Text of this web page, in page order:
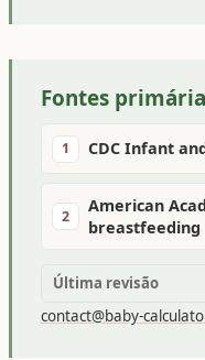
Fontes
1 CDC Infant
2
American
breastfeeding
Última revisão
contact@baby-